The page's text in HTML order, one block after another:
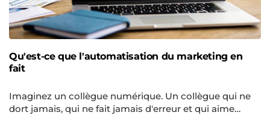
Qu'est-ce que l'automatisation du marketing en
fait
Imaginez un collègue numérique. Un collègue qui ne
dort jamais, qui ne fait jamais d'erreur et qui aime…